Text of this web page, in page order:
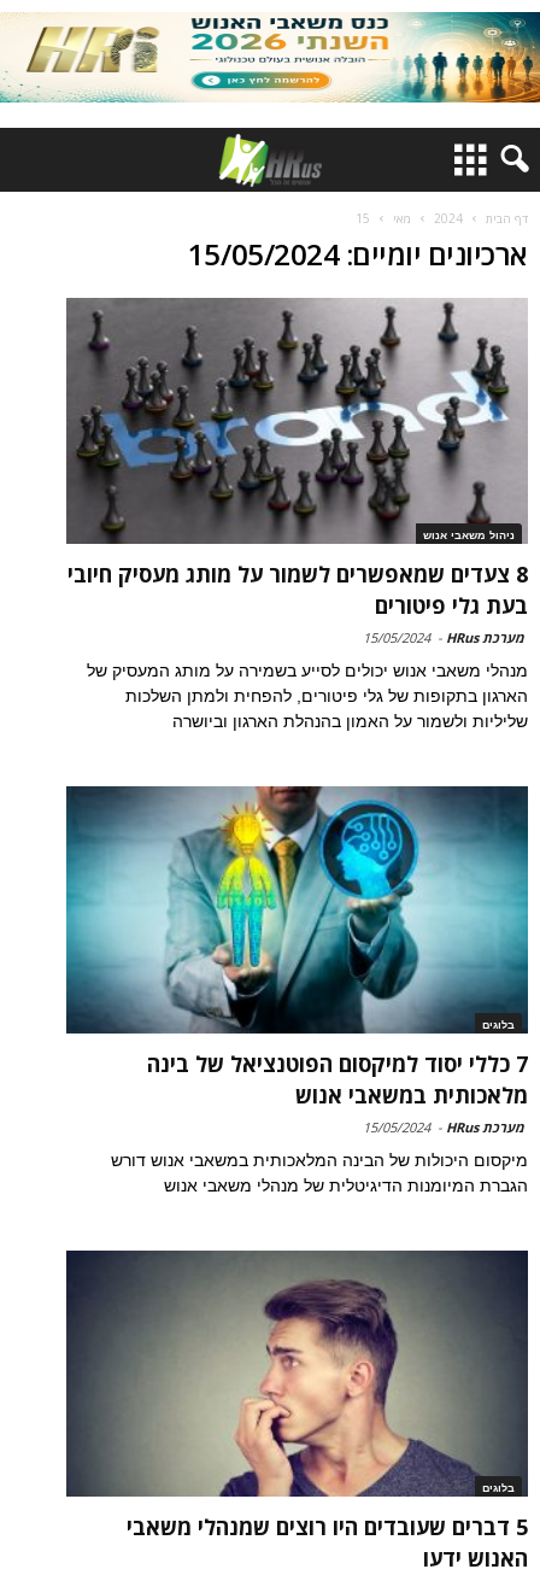
דף הבית 2024 מאי 15
ארכיונים יומיים: 15/05/2024
ניהול משאבי אנוש
8 צעדים שמאפשרים לשמור על מותג מעסיק חיובי
בעת גלי פיטורים
מערכת HRus -
15/05/2024
מנהלי משאבי אנוש יכולים לסייע בשמירה על מותג המעסיק של
הארגון בתקופות של גלי פיטורים, להפחית ולמתן השלכות
שליליות ולשמור על האמון בהנהלת הארגון וביושרה
בלוגים
7 כללי יסוד למיקסום הפוטנציאל של בינה
מלאכותית במשאבי אנוש
מערכת HRus -
15/05/2024
מיקסום היכולות של הבינה המלאכותית במשאבי אנוש דורש
הגברת המיומנות הדיגיטלית של מנהלי משאבי אנוש
בלוגים
5 דברים שעובדים היו רוצים שמנהלי משאבי
האנוש ידעו